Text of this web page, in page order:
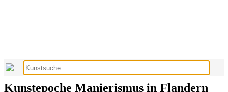
Kunstepoche Manierismus in Flandern